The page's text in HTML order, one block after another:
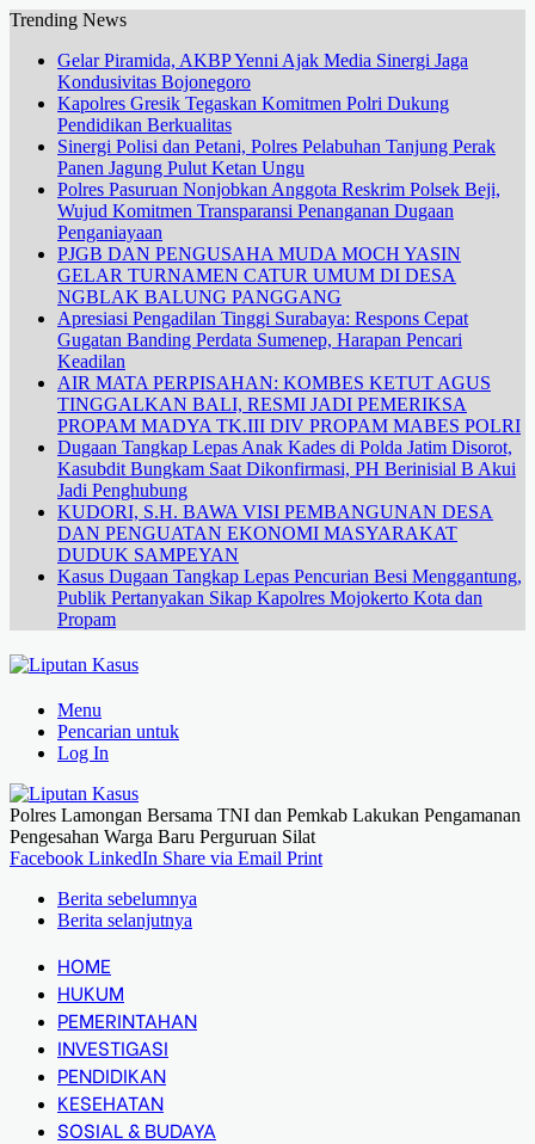
Trending News
Gelar Piramida, AKBP Yenni Ajak Media Sinergi Jaga
Kondusivitas Bojonegoro
Kapolres Gresik Tegaskan Komitmen Polri Dukung
Pendidikan Berkualitas
Sinergi Polisi dan Petani, Polres Pelabuhan Tanjung Perak
Panen Jagung Pulut Ketan Ungu
Polres Pasuruan Nonjobkan Anggota Reskrim Polsek Beji,
Wujud Komitmen Transparansi Penanganan Dugaan
Penganiayaan
PJGB DAN PENGUSAHA MUDA MOCH YASIN
GELAR TURNAMEN CATUR UMUM DI DESA
NGBLAK BALUNG PANGGANG
Apresiasi Pengadilan Tinggi Surabaya: Respons Cepat
Gugatan Banding Perdata Sumenep, Harapan Pencari
Keadilan
AIR MATA PERPISAHAN: KOMBES KETUT AGUS
TINGGALKAN BALI, RESMI JADI PEMERIKSA
PROPAM MADYA TK.III DIV PROPAM MABES POLRI
Dugaan Tangkap Lepas Anak Kades di Polda Jatim Disorot,
Kasubdit Bungkam Saat Dikonfirmasi, PH Berinisial B Akui
Jadi Penghubung
KUDORI, S.H. BAWA VISI PEMBANGUNAN DESA
DAN PENGUATAN EKONOMI MASYARAKAT
DUDUK SAMPEYAN
Kasus Dugaan Tangkap Lepas Pencurian Besi Menggantung,
Publik Pertanyakan Sikap Kapolres Mojokerto Kota dan
Propam
Menu
Pencarian untuk
Log In
Polres Lamongan Bersama TNI dan Pemkab Lakukan Pengamanan
Pengesahan Warga Baru Perguruan Silat
Facebook LinkedIn Share via Email Print
Berita sebelumnya
Berita selanjutnya
HOME
HUKUM
PEMERINTAHAN
INVESTIGASI
PENDIDIKAN
KESEHATAN
SOSIAL & BUDAYA